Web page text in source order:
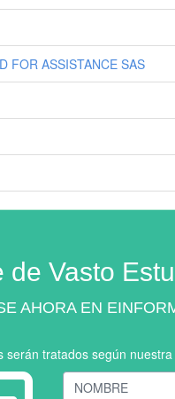
FOR ASSISTANCE SAS
de Vasto
AHORA EN
serán tratados según nuestra